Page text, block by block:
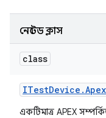
নেস্টেড ক্লাস
class
ITestDevice .Apex
একটিমাত্র APEX